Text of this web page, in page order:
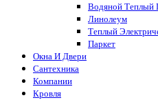
Водяной Теплый
Линолеум
Теплый
Паркет
Окна И Двери
Сантехника
Компании
Кровля